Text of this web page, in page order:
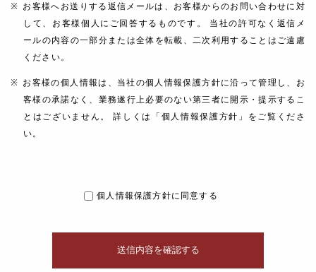
お客様へお送りする返信メールは、お客様からのお問い合わせに対
して、お客様個人にご回答するものです。 当社の許可なく返信メ
ールの内容の一部分または全体を転載、二次利用することはご遠慮
ください。
お客様の個人情報は、当社の個人情報保護方針に沿って管理し、お
客様の承諾なく、業務遂行上必要のない第三者に開示・提示するこ
とはございません。 詳しくは「個人情報保護方針」をご覧くださ
い。
個人情報保護方針に同意する